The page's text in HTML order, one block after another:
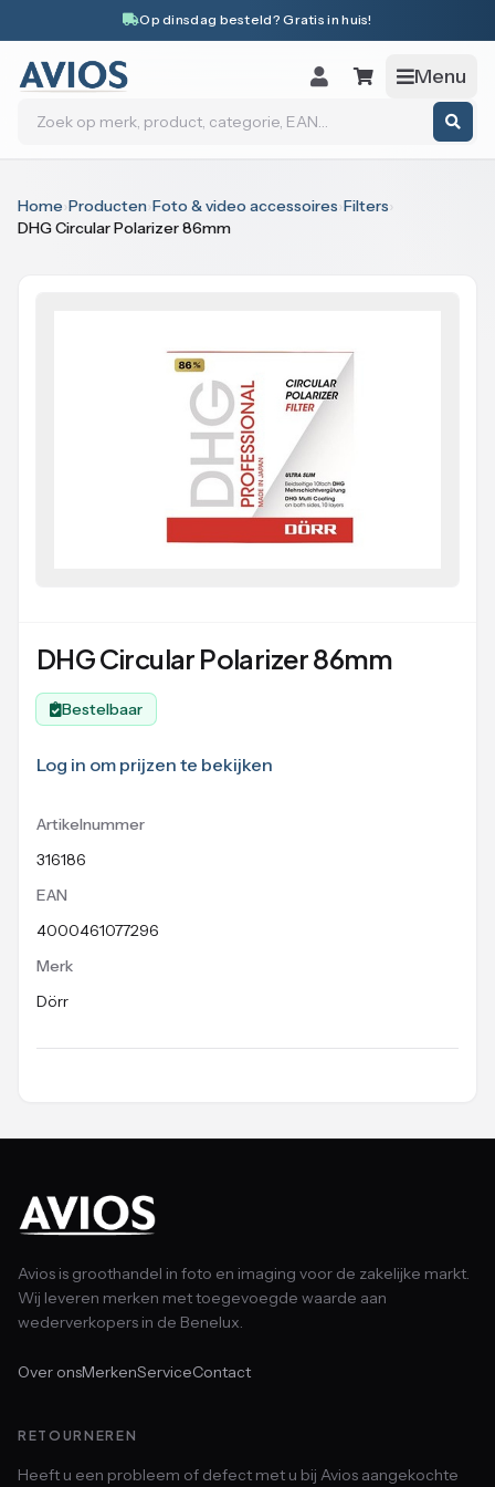
Op dinsdag besteld? Gratis in huis!
Menu
Zoeken
Home›Producten›Foto & video accessoires›Filters›
DHG Circular Polarizer 86mm
DHG Circular Polarizer 86mm
Bestelbaar
Log in om prijzen te bekijken
Artikelnummer
316186
EAN
4000461077296
Merk
Dörr
Avios is groothandel in foto en imaging voor de zakelijke markt.
Wij leveren merken met toegevoegde waarde aan
wederverkopers in de Benelux.
Over onsMerkenServiceContact
RETOURNEREN
Heeft u een probleem of defect met u bij Avios aangekochte